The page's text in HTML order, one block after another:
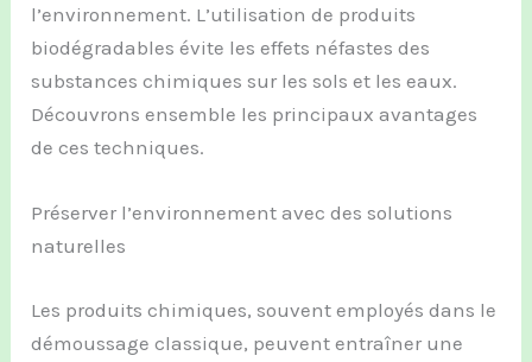
l’environnement. L’utilisation de produits
biodégradables évite les effets néfastes des
substances chimiques sur les sols et les eaux.
Découvrons ensemble les principaux avantages
de ces techniques.
Préserver l’environnement avec des solutions
naturelles
Les produits chimiques, souvent employés dans le
démoussage classique, peuvent entraîner une